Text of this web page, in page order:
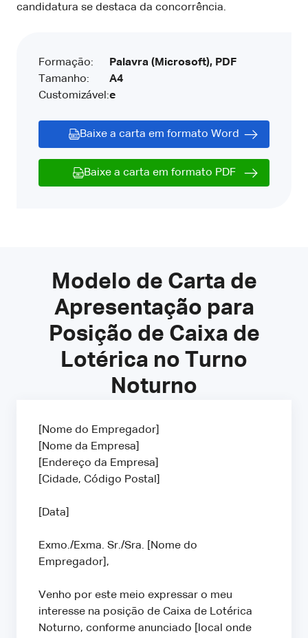
candidatura se destaca da concorrência.
Formação:
Tamanho:
Customizável:
Palavra (Microsoft), PDF
A4
e
Baixe a carta em formato Word
Baixe a carta em formato PDF
Modelo de Carta de
Apresentação para
Posição de Caixa de
Lotérica no Turno
Noturno
[Nome do Empregador]
[Nome da Empresa]
[Endereço da Empresa]
[Cidade, Código Postal]
[Data]
Exmo./Exma. Sr./Sra. [Nome do
Empregador],
Venho por este meio expressar o meu
interesse na posição de Caixa de Lotérica
Noturno, conforme anunciado [local onde